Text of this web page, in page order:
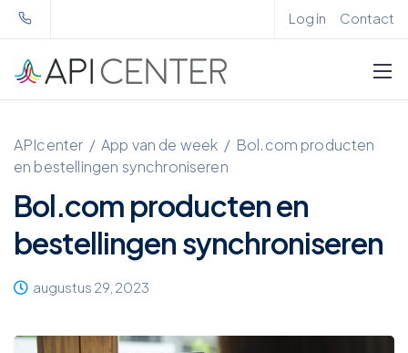
Log in Contact
APIcenter / App van de week / Bol.com producten
en bestellingen synchroniseren
Bol.com producten en
bestellingen synchroniseren
augustus 29, 2023